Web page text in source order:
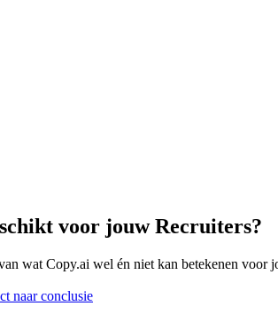
voor jouwRecruiters?
wat Copy.ai wel én niet kan betekenen voor
naar conclusie